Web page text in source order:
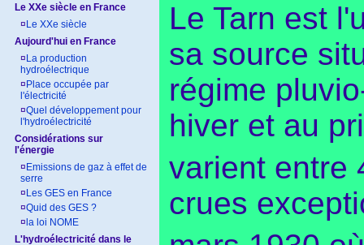
Le XXe siècle en France
¤ Le XXe siècle
Aujourd'hui en France
¤ La production
hydroélectrique
¤ Place occupée par
l'électricité
¤Quel développement pour
l'hydroélectricité
Considérations sur
l'énergie
¤ Emissions de gaz à effet de
serre
¤ Les GES en France
¤Quid des GES ?
¤ la loi NOME
L'hydroélectricité dans le
Le Tarn est
sa source
régime
hiver et au
varient entre
crues